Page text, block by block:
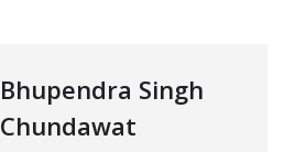
Bhupendra Singh
Chundawat